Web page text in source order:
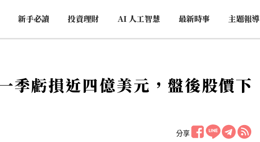
新手必讀 投資理財 AI 人工智慧 最新時事 主題報導
季虧損近四億美元，盤後股價下
分享